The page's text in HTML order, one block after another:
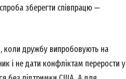
зберегти співпрацю —
коли дружбу випробовують на
і не дати конфліктам перерости у